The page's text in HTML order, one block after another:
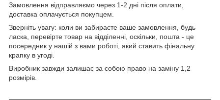
Замовлення відправляємо через 1-2 дні після оплати,
доставка оплачується покупцем.
Зверніть увагу: коли ви забираєте ваше замовлення, будь
ласка, перевірте товар на відділенні, оскільки, пошта - це
посередник у нашій з вами роботі, який ставить фінальну
крапку в угоді.
Виробник завжди залишає за собою право на заміну 1,2
розмірів.